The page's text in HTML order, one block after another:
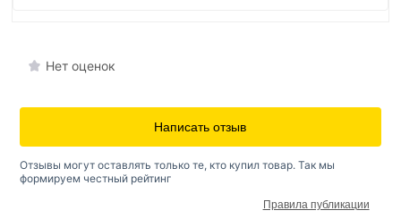
Нет оценок
Написать отзыв
Отзывы могут оставлять только те, кто купил товар. Так мы
формируем честный рейтинг
Правила публикации